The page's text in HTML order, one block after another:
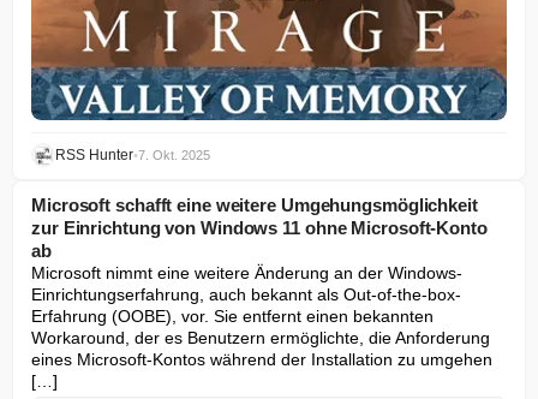
RSS Hunter•7. Okt. 2025
Microsoft schafft eine weitere Umgehungsmöglichkeit
zur Einrichtung von Windows 11 ohne Microsoft-Konto
ab
Microsoft nimmt eine weitere Änderung an der Windows-
Einrichtungserfahrung, auch bekannt als Out-of-the-box-
Erfahrung (OOBE), vor. Sie entfernt einen bekannten
Workaround, der es Benutzern ermöglichte, die Anforderung
eines Microsoft-Kontos während der Installation zu umgehen
[…]